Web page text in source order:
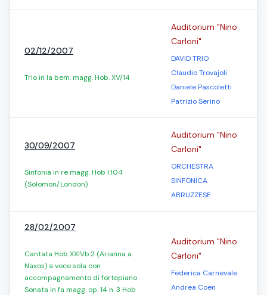
02/12/2007
Trio in la bem. magg. Hob. XV/14
Auditorium "Nino
Carloni"
DAVID TRIO
Claudio Trovajoli
Daniele Pascoletti
Patrizio Serino
30/09/2007
Sinfonia in re magg. Hob I:104
(Solomon/London)
Auditorium "Nino
Carloni"
ORCHESTRA
SINFONICA
ABRUZZESE
28/02/2007
Cantata Hob XXIVb:2 (Arianna a
Naxos) a voce sola con
accompagnamento di fortepiano
Sonata in fa magg. op. 14 n. 3 Hob
Auditorium "Nino
Carloni"
Federica Carnevale
Andrea Coen